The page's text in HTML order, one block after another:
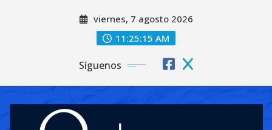
viernes, 7 agosto 2026
11:25:17 AM
Síguenos